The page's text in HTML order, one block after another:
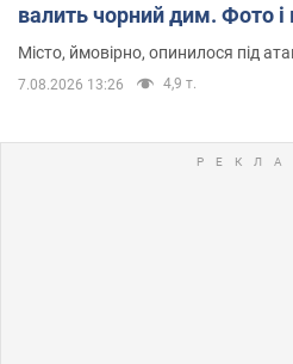
валить чорний дим. Фото і
Місто, ймовірно, опинилося під
7.08.2026 13:26 4,9 т.